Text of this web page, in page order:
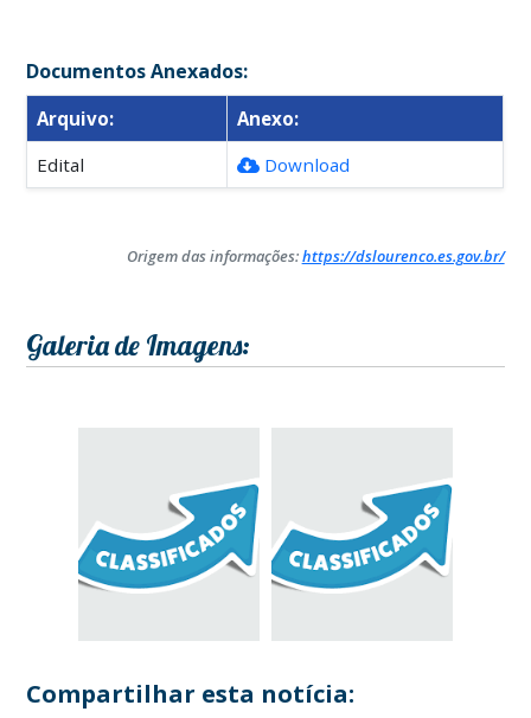
Documentos Anexados:
Arquivo:
Anexo:
Edital
Download
Origem das informações:https://dslourenco.es.gov.br/
Galeria de Imagens:
Compartilhar esta notícia: